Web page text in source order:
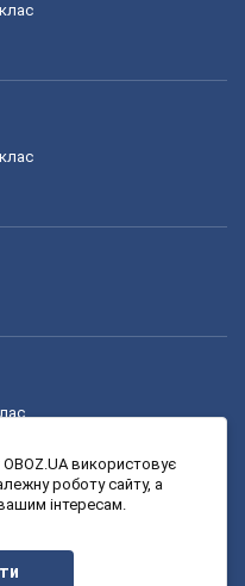
використовує
роботу сайту, а
інтересам.